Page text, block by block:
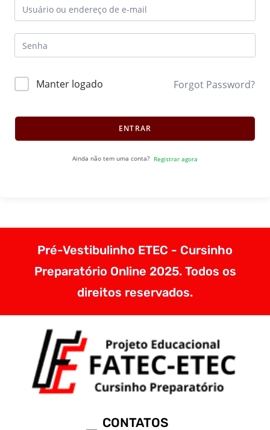
Manter logado Forgot Password?
ENTRAR
Ainda não tem uma conta? Registrar agora
Pré-Vestibulinho ETEC - Cursinho
Preparatório Online 2025. Todos os
direitos reservados.
CONTATOS